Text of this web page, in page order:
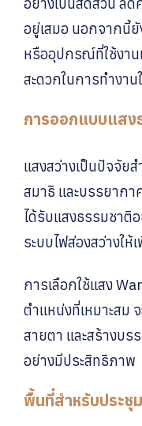
อย่างเป็นสัดส่วน ลด
อยู่เสมอ นอกจากนี้
หรืออุปกรณ์ที่ใช้งาน
สะดวกในการทำงาน
การออกแบบแสง
แสงสว่างเป็นปัจจั
สมาธิ และบรรยาก
ได้รับแสงธรรมชาติ
ระบบไฟส่องสว่างใ
การเลือกใช้แสง
ตำแหน่งที่เหมาะสม
สายตา และสร้างบร
อย่างมีประสิทธิภาพ
พื้นที่สำหรับประชุ